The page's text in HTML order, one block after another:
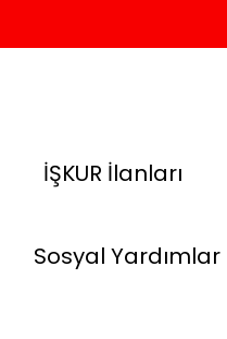
İŞKUR İlanları
Sosyal Yardımlar